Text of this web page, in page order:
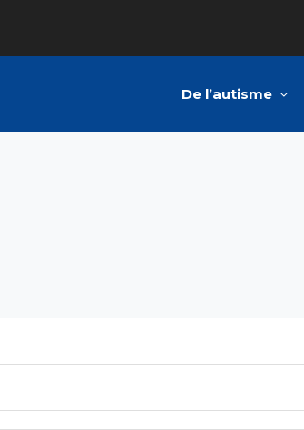
De l’autisme